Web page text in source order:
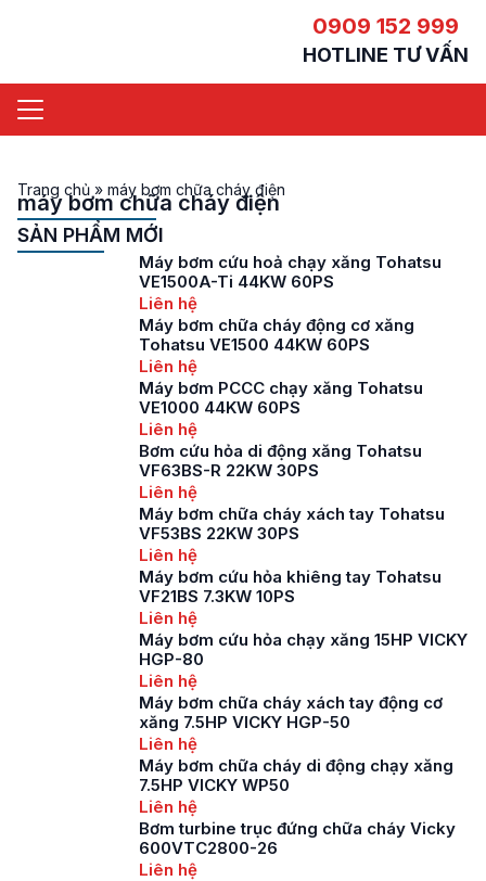
0909 152 999
HOTLINE TƯ VẤN
Trang chủ » máy bơm chữa cháy điện
máy bơm chữa cháy điện
SẢN PHẨM MỚI
Máy bơm cứu hoả chạy xăng Tohatsu
VE1500A-Ti 44KW 60PS
Liên hệ
Máy bơm chữa cháy động cơ xăng
Tohatsu VE1500 44KW 60PS
Liên hệ
Máy bơm PCCC chạy xăng Tohatsu
VE1000 44KW 60PS
Liên hệ
Bơm cứu hỏa di động xăng Tohatsu
VF63BS-R 22KW 30PS
Liên hệ
Máy bơm chữa cháy xách tay Tohatsu
VF53BS 22KW 30PS
Liên hệ
Máy bơm cứu hỏa khiêng tay Tohatsu
VF21BS 7.3KW 10PS
Liên hệ
Máy bơm cứu hỏa chạy xăng 15HP VICKY
HGP-80
Liên hệ
Máy bơm chữa cháy xách tay động cơ
xăng 7.5HP VICKY HGP-50
Liên hệ
Máy bơm chữa cháy di động chạy xăng
7.5HP VICKY WP50
Liên hệ
Bơm turbine trục đứng chữa cháy Vicky
600VTC2800-26
Liên hệ